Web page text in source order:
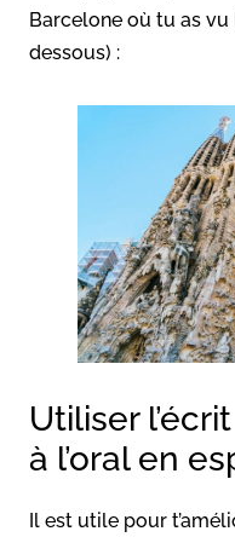
Barcelone où tu as
dessous) :
Utiliser
à l’oral en
Il est utile pour